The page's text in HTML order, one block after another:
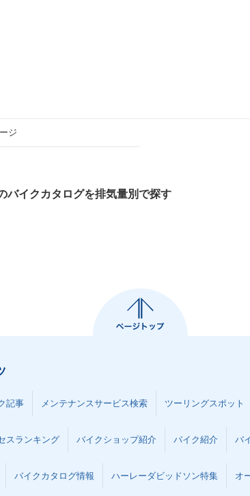
ジ
バイクカタログを排気量別で探す
記事 メンテナンスサービス検索 ツーリングスポット
スランキング バイクショップ紹介 バイク紹介 バ
バイクカタログ情報 ハーレーダビッドソン特集 オ